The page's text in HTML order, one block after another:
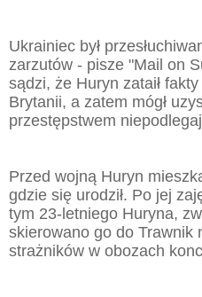
Ukrainiec był
zarzutów - pisze "Mail on
sądzi, że Huryn zataił
Brytanii, a zatem mógł
przestępstwem
Przed wojną Huryn
gdzie się urodził. Po jej
tym 23-letniego Huryna,
skierowano go do Trawnik
strażników w obozach